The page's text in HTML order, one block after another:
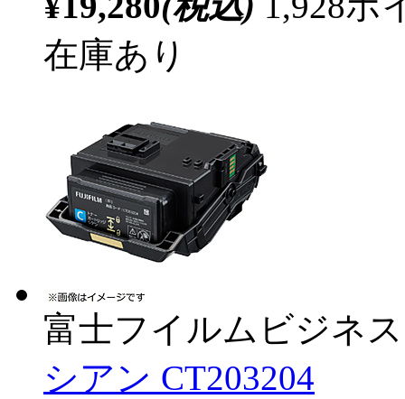
在庫あり
富士フイルムビジネ
シアン CT203204